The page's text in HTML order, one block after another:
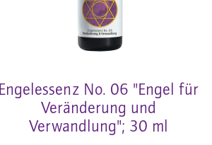
Engelessenz No. 06 "Engel für
Veränderung und
Verwandlung"; 30 ml